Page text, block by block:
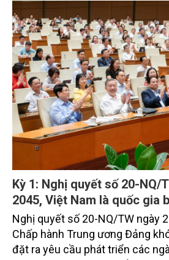
vững, trở thành động lực quan
trưởng của tỉnh đến năm 2030,
2045.
Kỳ 1: Nghị quyết số 20-NQ/
2045, Việt Nam là quốc gia
Nghị quyết số 20-NQ/TW ngày
Chấp hành Trung ương Đảng
đặt ra yêu cầu phát triển các